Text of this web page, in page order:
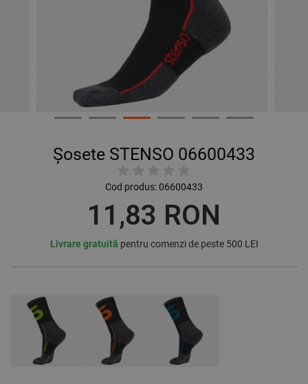
Șosete STENSO 06600433
Cod produs:06600433
11,83 RON
Livrare gratuită pentru comenzi de peste 500 LEI